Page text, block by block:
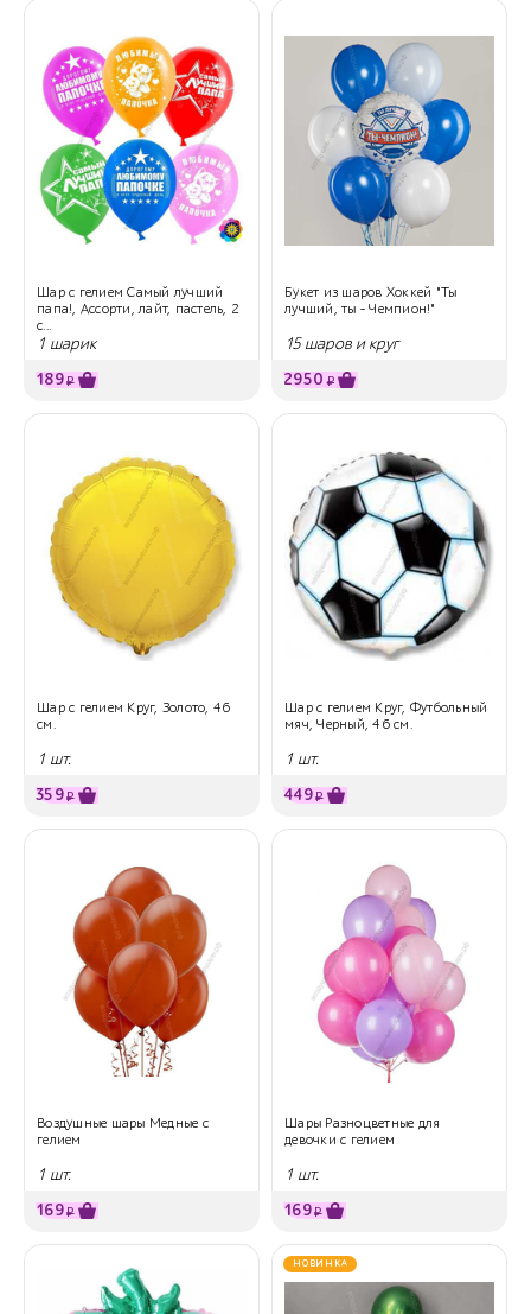
Шар с гелием Самый лучший
папа!, Ассорти, лайт, пастель, 2
с...
1 шарик
189₽
Букет из шаров Хоккей "Ты
лучший, ты - Чемпион!"
15 шаров и круг
2950 ₽
Шар с гелием Круг, Золото, 46
см.
1 шт.
359₽
Шар с гелием Круг, Футбольный
мяч, Черный, 46 см.
1 шт.
449₽
Воздушные шары Медные с
гелием
1 шт.
169₽
Шары Разноцветные для
девочки с гелием
1 шт.
169₽
НОВИНКА